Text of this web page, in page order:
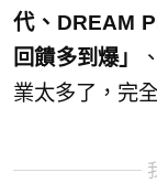
代、DREAM
回饋多到爆」
業太多了，完